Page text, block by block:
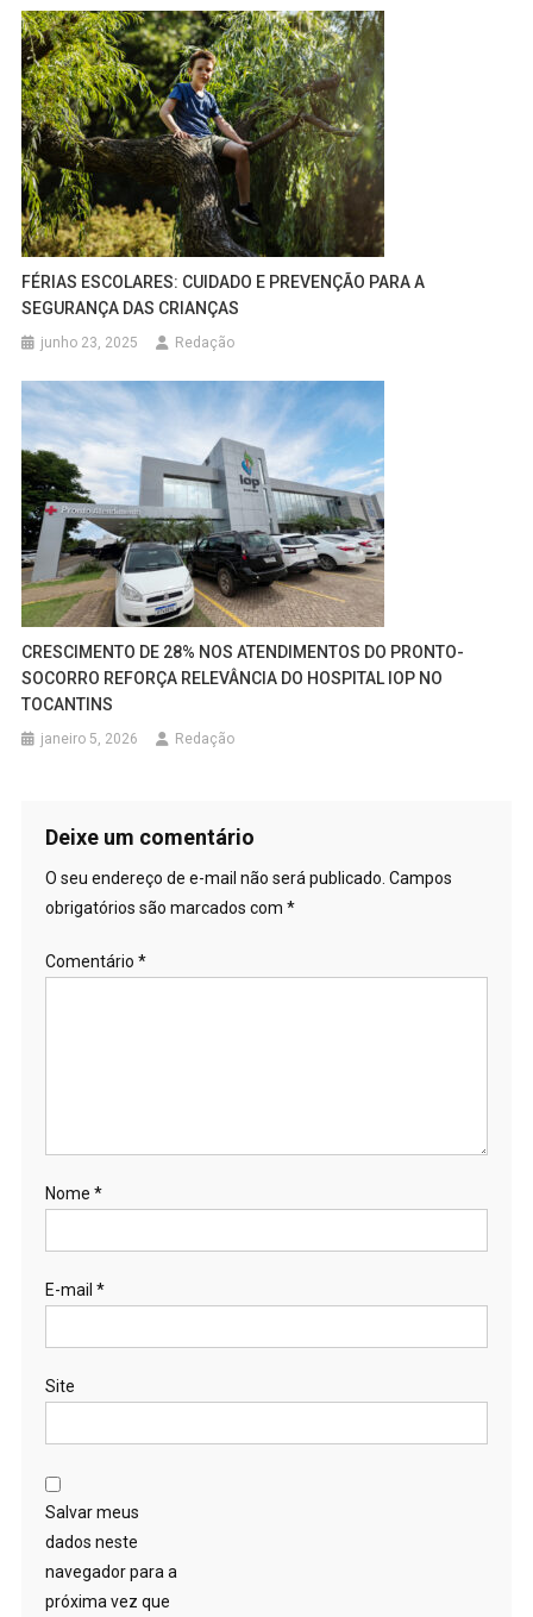
FÉRIAS ESCOLARES: CUIDADO E PREVENÇÃO PARA A
SEGURANÇA DAS CRIANÇAS
junho 23, 2025 Redação
CRESCIMENTO DE 28% NOS ATENDIMENTOS DO PRONTO-
SOCORRO REFORÇA RELEVÂNCIA DO HOSPITAL IOP NO
TOCANTINS
janeiro 5, 2026 Redação
Deixe um comentário
O seu endereço de e-mail não será publicado. Campos
obrigatórios são marcados com *
Comentário *
Nome *
E-mail *
Site
Salvar meus
dados neste
navegador para a
próxima vez que